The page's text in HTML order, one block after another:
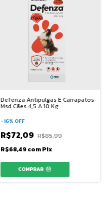
Defenza Antipulgas E Carrapatos
Msd Cães 4,5 A 10 Kg
-16% OFF
R$72,09 R$85,99
R$68,49comPix